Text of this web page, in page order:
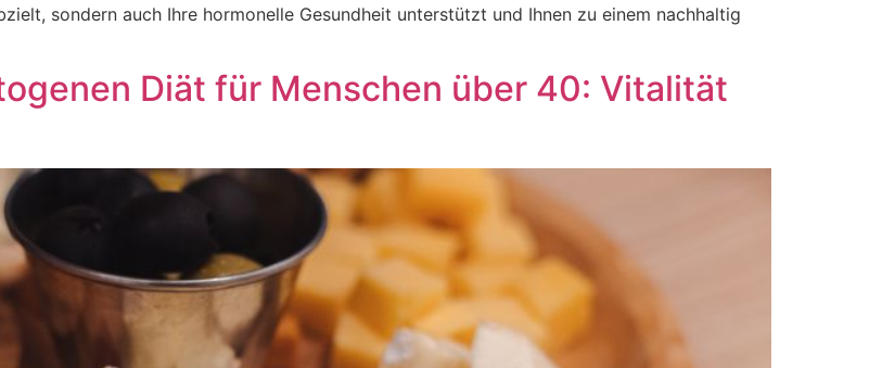
sondern auch Ihre hormonelle Gesundheit unterstützt und Ihnen zu einem nachhaltig
Diät für Menschen über 40: Vitalität